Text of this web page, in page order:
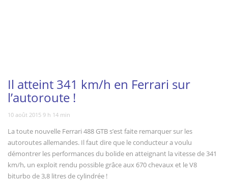
Il atteint 341 km/h en Ferrari sur
l’autoroute !
10 août 2015 9 h 14 min
La toute nouvelle Ferrari 488 GTB s’est faite remarquer sur les
autoroutes allemandes. Il faut dire que le conducteur a voulu
démontrer les performances du bolide en atteignant la vitesse de 341
km/h, un exploit rendu possible grâce aux 670 chevaux et le V8
biturbo de 3,8 litres de cylindrée !